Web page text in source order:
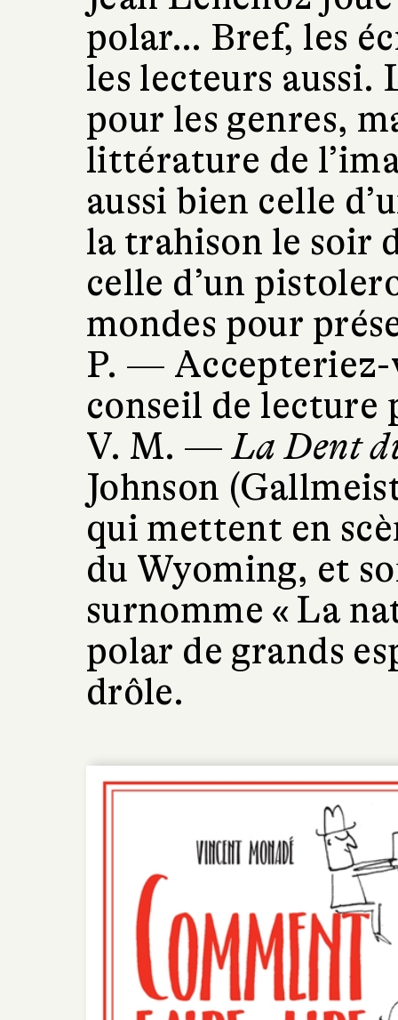
polar… Bref, les
les lecteurs aussi.
pour les genres,
littérature de
aussi bien celle
la trahison le soir
celle d’un
mondes pour
P. — Accepteriez-
conseil de lecture
V. M. —La Dent
Johnson
qui mettent en
du Wyoming, et
surnomme « La
polar de grands
drôle.